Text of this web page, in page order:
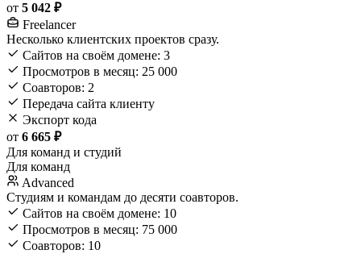
от 5 042 ₽
Freelancer
Несколько клиентских проектов сразу.
Сайтов на своём домене: 3
Просмотров в месяц: 25 000
Соавторов: 2
Передача сайта клиенту
Экспорт кода
от 6 665 ₽
Для команд и студий
Для команд
Advanced
Студиям и командам до десяти соавторов.
Сайтов на своём домене: 10
Просмотров в месяц: 75 000
Соавторов: 10